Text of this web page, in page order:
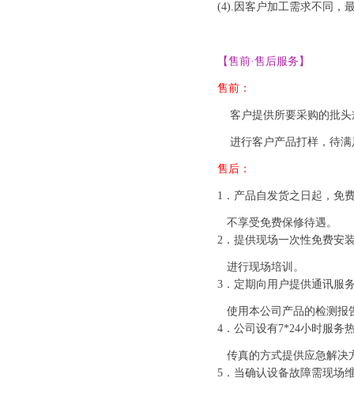
(4).因客户加工需求不同，
【售前·售后服务】
售前：
客户提供所要采购的批
进行客户产品打样，待满
售后：
1．产品自发货之日起，免
不享受免费保修待遇。
2．提供现场一次性免费安
进行现场培训。
3．定期向用户提供通讯服
使用本公司产品的检测报
4．公司设有7*24小时服务
传真的方式提供应急解决
5．当确认设备故障需现场